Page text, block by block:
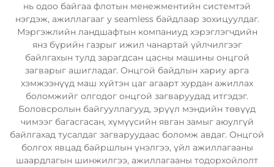
нь одоо байгаа флотын менежментийн системтэй
нэгдэж, ажиллагааг у seamless байдлаар зохицуулдаг.
Мэргэжлийн ландшафтын компаниуд хэрэглэгчдийн
янз бүрийн газрыг ижил чанартай үйлчилгээг
байлгахын тулд зарагдсан цасны машины онцгой
загварыг ашигладаг. Онцгой байдлын хариу арга
хэмжээнүүд маш хүйтэн цаг агаарт хурдан ажиллах
боломжийг олгодог онцгой загваруудад итгэдэг.
Боловсролын байгууллагууд, эрүүл мэндийн төвүүд
чимээг багасгасан, хүмүүсийн явган замыг аюулгүй
байлгахад тусалдаг загваруудаас боломж авдаг. Онцгой
болгох явцад байршлын үнэлгээ, үйл ажиллагааны
шаардлагын шинжилгээ, ажиллагааны тодорхойлолт